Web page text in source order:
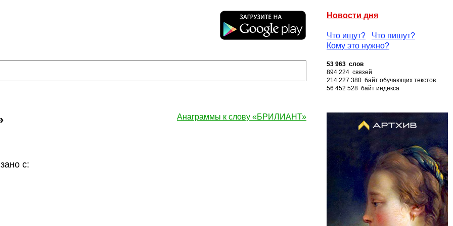
Новости дня
Что ищут?
Что пишут?
Кому это нужно?
53 963 слов
894 224 связей
214 227 380 байт обучающих текстов
56 452 528 байт индекса
Анаграммы к слову «БРИЛИАНТ»
с: